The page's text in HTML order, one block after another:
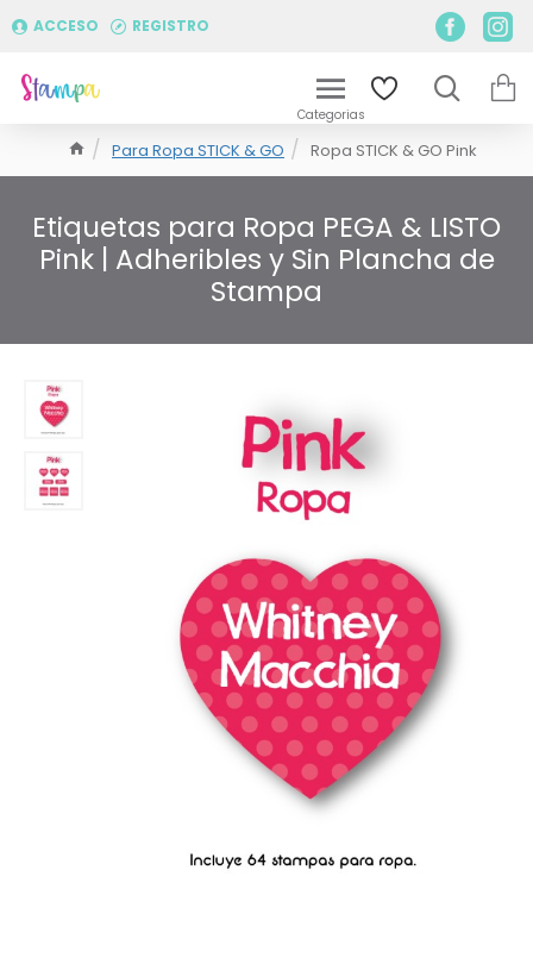
ACCESO REGISTRO
Para Ropa STICK & GO Ropa STICK & GO Pink
Etiquetas para Ropa PEGA & LISTO
Pink | Adheribles y Sin Plancha de
Stampa